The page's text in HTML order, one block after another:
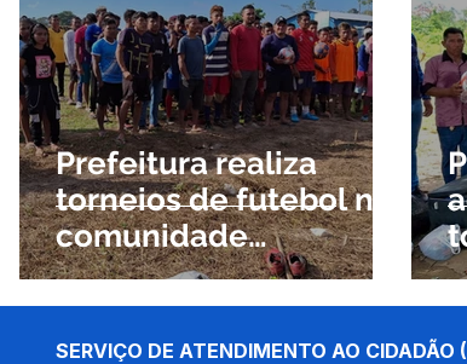
Campanhas Datas Comemorativas Comunicado
Assistência Social Campanhas Campanhas
Prefeitura realiza
torneios de futebol na
comunidade
Tucandeira Nova
SERVIÇO DE ATENDIMENTO AO CIDADÃO